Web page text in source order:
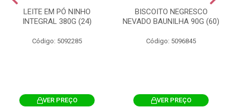
LEITE EM PÓ NINHO
INTEGRAL 380G (24)
Código: 5092285
VER PREÇO
BISCOITO NEGRESCO
NEVADO BAUNILHA 90G (60)
Código: 5096845
VER PREÇO